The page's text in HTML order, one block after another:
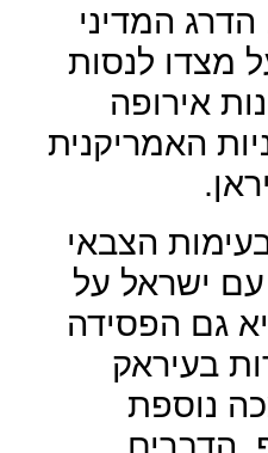
המדיני
מצדו לנסות
אירופה
האמריקנית
הצבאי
ישראל על
גם הפסידה
בעיראק
נוספת
הדברים